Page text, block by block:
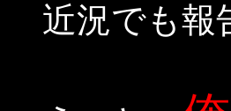
近況でも報